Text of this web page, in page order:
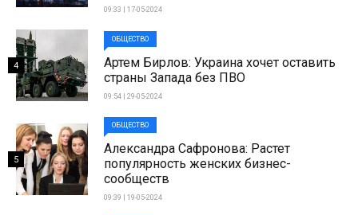
09:33 | 17-05-2024
ОБЩЕСТВО
Артем Бирлов: Украина хочет оставить
страны Запада без ПВО
09:54 | 29-05-2024
4
ОБЩЕСТВО
Александра Сафронова: Растет
популярность женских бизнес-
сообществ
09:39 | 19-05-2024
5